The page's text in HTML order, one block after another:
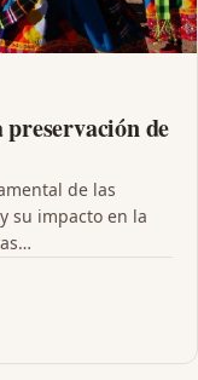
de
de las
su impacto en la